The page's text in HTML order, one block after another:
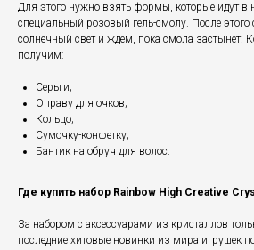
Для этого нужно взять формы, которые идут в
специальный розовый гель-смолу. После
солнечный свет и ждем, пока смола застынет.
получим:
Серьги;
Оправу для очков;
Кольцо;
Сумочку-конфетку;
Бантик на обруч для волос.
Где купить набор Rainbow High Creative
За набором с аксессуарами из кристаллов
последние хитовые новинки из мира игрушек